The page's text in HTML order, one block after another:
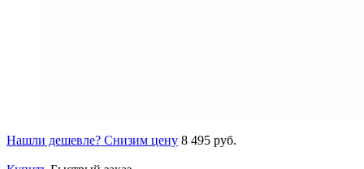
Нашли дешевле? Снизим цену 8 495 руб.